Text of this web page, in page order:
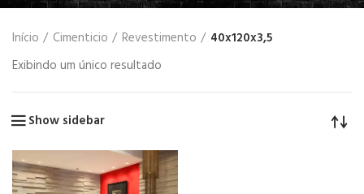
Início Cimenticio Revestimento
40x120x3,5
Exibindo um único resultado
Show sidebar